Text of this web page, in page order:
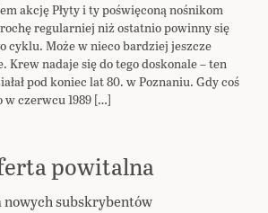
akcję Płyty i ty poświęconą nośnikom
regularniej niż ostatnio powinny się
cyklu. Może w nieco bardziej jeszcze
nadaje się do tego doskonale – ten
pod koniec lat 80. w Poznaniu. Gdy coś
w czerwcu 1989 […]
powitalna
nowych subskrybentów